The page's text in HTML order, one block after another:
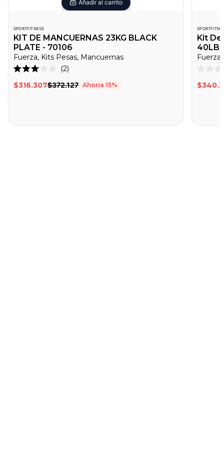
Añadir al carrito
SPORTFITNESS
KIT DE MANCUERNAS 23KG BLACK
PLATE - 70106
Fuerza, Kits Pesas, Mancuernas
Calificado
3.0
de
2
para
$316.307$372.127 Ahorra 15%
Kit De
40LB
0
de